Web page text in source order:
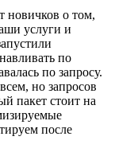
новичков о том,
услуги и
по
по запросу.
но запросов
пакет стоит на
после